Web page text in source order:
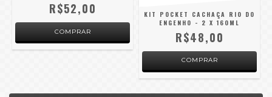
R$52,00
KIT POCKET CACHAÇA RIO DO
ENGENHO - 2 X 160ML
R$48,00
COMPRAR